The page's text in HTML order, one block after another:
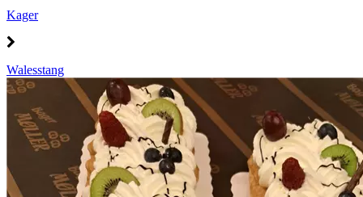
Kager
Walesstang